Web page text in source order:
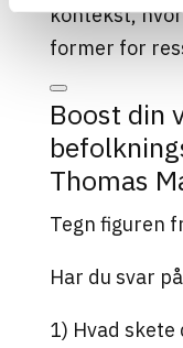
kontekst,
former for
Boost din
Thomas
Tegn figuren
Har du svar
1) Hvad skete